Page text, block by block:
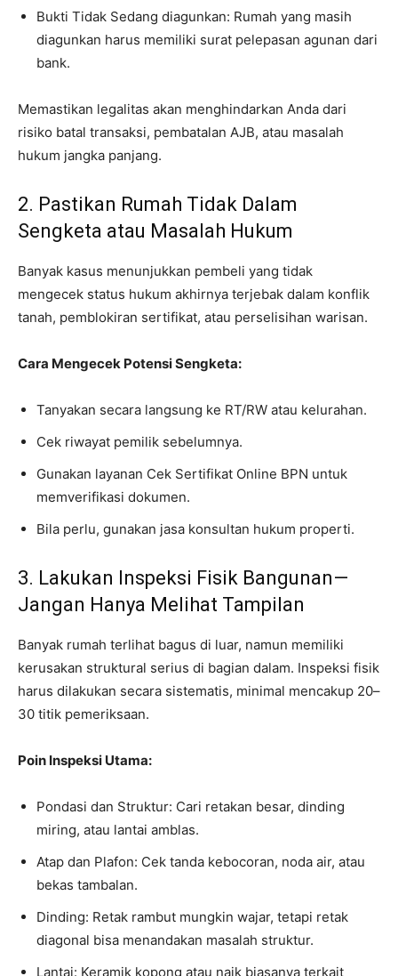
Bukti Tidak Sedang diagunkan: Rumah yang masih
diagunkan harus memiliki surat pelepasan agunan dari
bank.
Memastikan legalitas akan menghindarkan Anda dari
risiko batal transaksi, pembatalan AJB, atau masalah
hukum jangka panjang.
2. Pastikan Rumah Tidak Dalam
Sengketa atau Masalah Hukum
Banyak kasus menunjukkan pembeli yang tidak
mengecek status hukum akhirnya terjebak dalam konflik
tanah, pemblokiran sertifikat, atau perselisihan warisan.
Cara Mengecek Potensi Sengketa:
Tanyakan secara langsung ke RT/RW atau kelurahan.
Cek riwayat pemilik sebelumnya.
Gunakan layanan Cek Sertifikat Online BPN untuk
memverifikasi dokumen.
Bila perlu, gunakan jasa konsultan hukum properti.
3. Lakukan Inspeksi Fisik Bangunan—
Jangan Hanya Melihat Tampilan
Banyak rumah terlihat bagus di luar, namun memiliki
kerusakan struktural serius di bagian dalam. Inspeksi fisik
harus dilakukan secara sistematis, minimal mencakup 20–
30 titik pemeriksaan.
Poin Inspeksi Utama:
Pondasi dan Struktur: Cari retakan besar, dinding
miring, atau lantai amblas.
Atap dan Plafon: Cek tanda kebocoran, noda air, atau
bekas tambalan.
Dinding: Retak rambut mungkin wajar, tetapi retak
diagonal bisa menandakan masalah struktur.
Lantai: Keramik kopong atau naik biasanya terkait